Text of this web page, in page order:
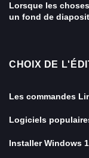
Lorsque les
un fond de
CHOIX DE
Les commandes
Logiciels
Installer Windows